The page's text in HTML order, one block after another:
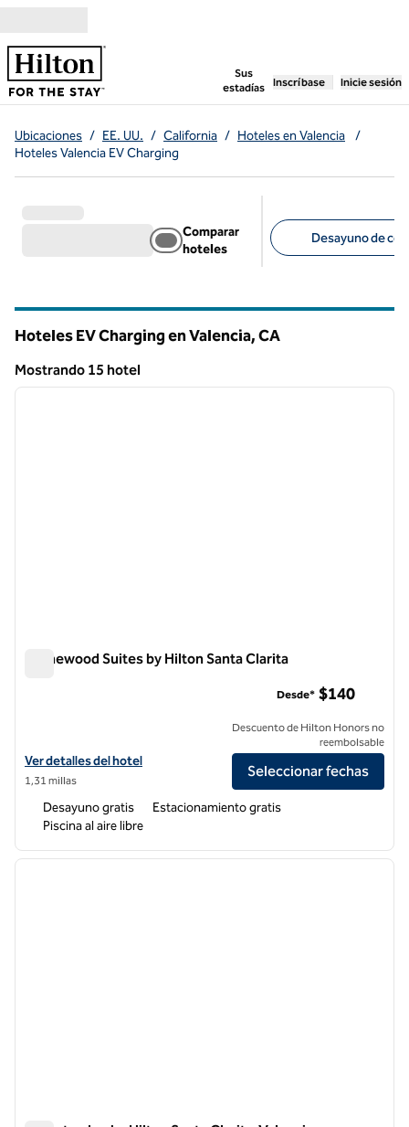
Sus
estadías
, abre una pestaña
Inscríbase Inicie sesión
Ubicaciones / EE. UU. / California / Hoteles en Valencia
/
Hoteles Valencia EV Charging
Comparar
hoteles
Desayuno de
Hoteles EV Charging en Valencia,CA
Mostrando 15 hotel
Mostrando 15 hotel
1 de 12
Homewood Suites by Hilton Santa Clarita
Ver detalles del hotel Homewood Suites by Hilton Santa Clarita
Ver detalles del hotel
1,31 millas
Desde* $140
Descuento de Hilton Honors no
reembolsable
Seleccionar fechas
Desayuno gratis
Estacionamiento gratis
Piscina al aire libre
1 de 7